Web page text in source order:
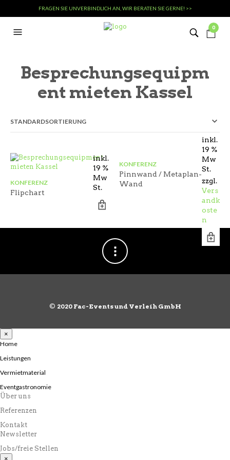
FRAGEN SIE UNVERBINDLICH AN, WIR BERATEN SIE GERNE! >>
0
Besprechungsequipm
ent mieten Kassel
inkl.
19 %
Mw
St.
KONFERENZ
Flipchart
inkl.
19 %
Mw
St.
zzgl.
Vers
andk
oste
n
KONFERENZ
Pinnwand / Metaplan-
Wand
© 2020 Fac-Events und Verleih GmbH
×
Home
Leistungen
Vermietmaterial
Eventgastronomie
Über uns
Referenzen
Kontakt
Newsletter
Jobs/freie Stellen